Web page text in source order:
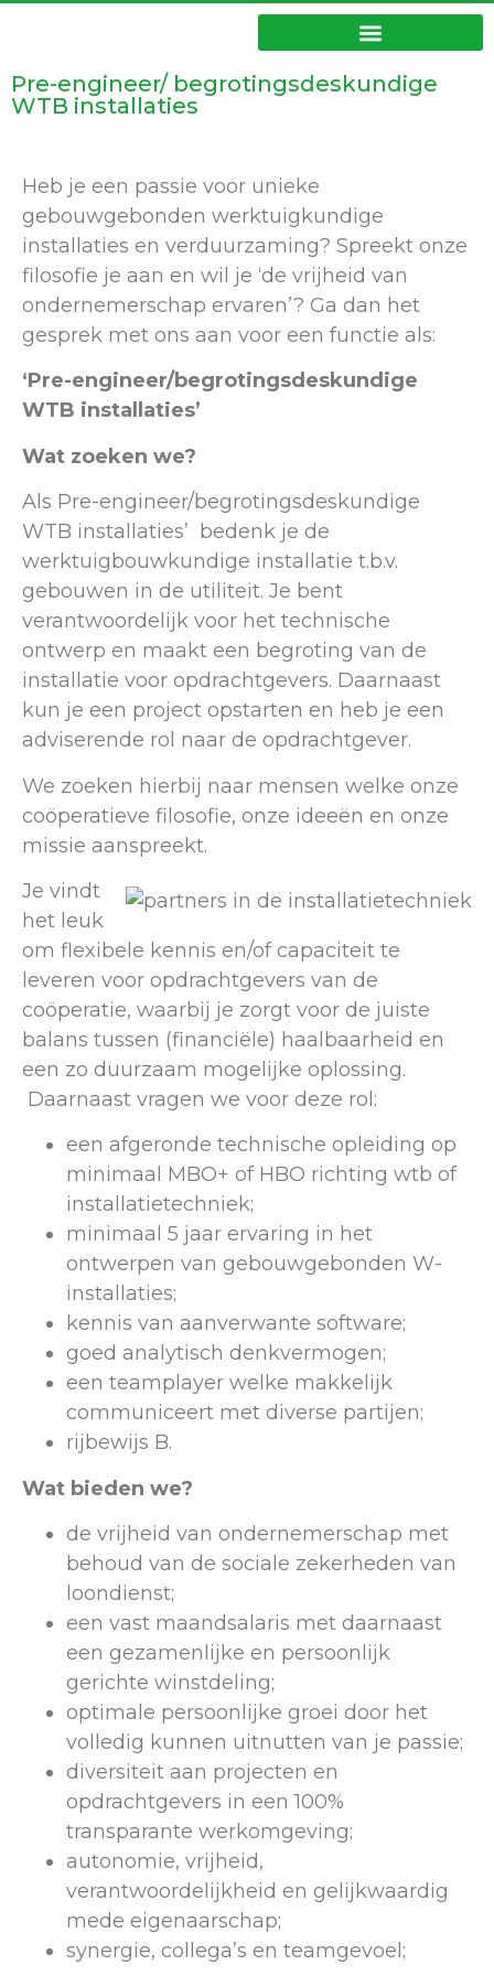
Pre-engineer/ begrotingsdeskundige
WTB installaties
Heb je een passie voor unieke
gebouwgebonden werktuigkundige
installaties en verduurzaming? Spreekt onze
filosofie je aan en wil je ‘de vrijheid van
ondernemerschap ervaren’? Ga dan het
gesprek met ons aan voor een functie als:
‘Pre-engineer/begrotingsdeskundige
WTB installaties’
Wat zoeken we?
Als Pre-engineer/begrotingsdeskundige
WTB installaties’ bedenk je de
werktuigbouwkundige installatie t.b.v.
gebouwen in de utiliteit. Je bent
verantwoordelijk voor het technische
ontwerp en maakt een begroting van de
installatie voor opdrachtgevers. Daarnaast
kun je een project opstarten en heb je een
adviserende rol naar de opdrachtgever.
We zoeken hierbij naar mensen welke onze
coöperatieve filosofie, onze ideeën en onze
missie aanspreekt.
Je vindt
het leuk
om flexibele kennis en/of capaciteit te
leveren voor opdrachtgevers van de
coöperatie, waarbij je zorgt voor de juiste
balans tussen (financiële) haalbaarheid en
een zo duurzaam mogelijke oplossing.
Daarnaast vragen we voor deze rol:
een afgeronde technische opleiding op
minimaal MBO+ of HBO richting wtb of
installatietechniek;
minimaal 5 jaar ervaring in het
ontwerpen van gebouwgebonden W-
installaties;
kennis van aanverwante software;
goed analytisch denkvermogen;
een teamplayer welke makkelijk
communiceert met diverse partijen;
rijbewijs B.
Wat bieden we?
de vrijheid van ondernemerschap met
behoud van de sociale zekerheden van
loondienst;
een vast maandsalaris met daarnaast
een gezamenlijke en persoonlijk
gerichte winstdeling;
optimale persoonlijke groei door het
volledig kunnen uitnutten van je passie;
diversiteit aan projecten en
opdrachtgevers in een 100%
transparante werkomgeving;
autonomie, vrijheid,
verantwoordelijkheid en gelijkwaardig
mede eigenaarschap;
synergie, collega’s en teamgevoel;